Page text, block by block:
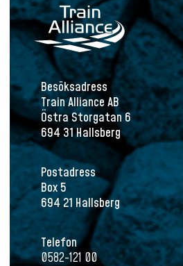
Besöksadress
Train Alliance AB
Östra Storgatan 6
694 31 Hallsberg
Postadress
Box 5
694 21 Hallsberg
Telefon
0582-121 00